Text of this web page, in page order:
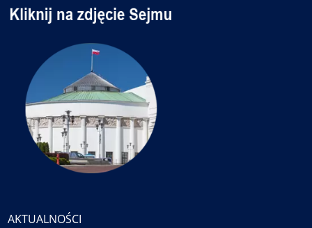
AKTUALNOŚCI